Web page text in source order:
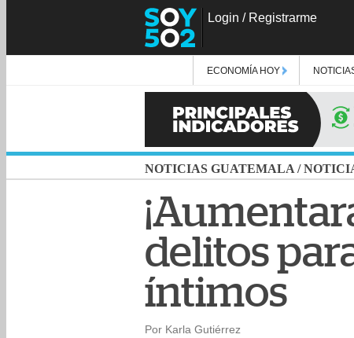
Login / Registrarme
ECONOMÍA HOY
NOTICIAS GUATEMALA /
delitos
íntimos
Por Karla Gutiérrez